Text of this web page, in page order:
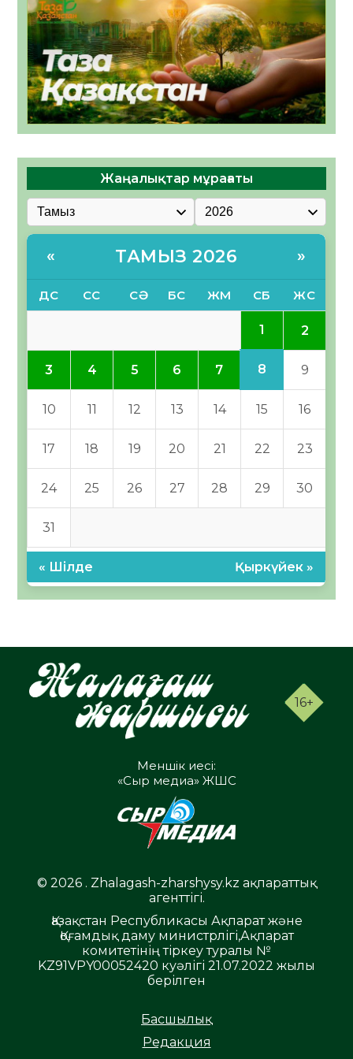
Жаңалықтар мұрағаты
« ТАМЫЗ 2026 »
ДС СС СӘ БС ЖМ СБ ЖС
1 2
3 4 5 6 7 8 9
10 11 12 13 14 15 16
17 18 19 20 21 22 23
24 25 26 27 28 29 30
31
« Шілде Қыркүйек »
16+
Меншік иесі:
«Сыр медиа» ЖШС
© 2026 . Zhalagash-zharshysy.kz ақпараттық
агенттігі.
Қазақстан Республикасы Ақпарат және
Қоғамдық даму министрлігі,Ақпарат
комитетінің тіркеу туралы №
KZ91VPY00052420 куәлігі 21.07.2022 жылы
берілген
Басшылық
Редакция